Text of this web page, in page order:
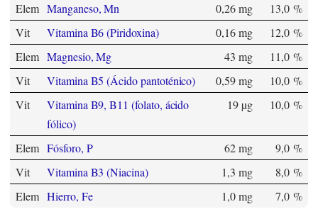
Elem Manganeso, Mn 0,26 mg
13,0 %
Vit
Vitamina B6 (Piridoxina) 0,16 mg
12,0 %
Elem Magnesio, Mg 43 mg
11,0 %
Vit
Vitamina B5 (Ácido pantoténico) 0,59 mg
10,0 %
Vit
Vitamina B9, B11 (folato, ácido
fólico)
19 µg 10,0 %
Elem Fósforo, P 62 mg
9,0 %
Vit
Vitamina B3 (Niacina) 1,3 mg
8,0 %
Elem Hierro, Fe 1,0 mg 7,0 %